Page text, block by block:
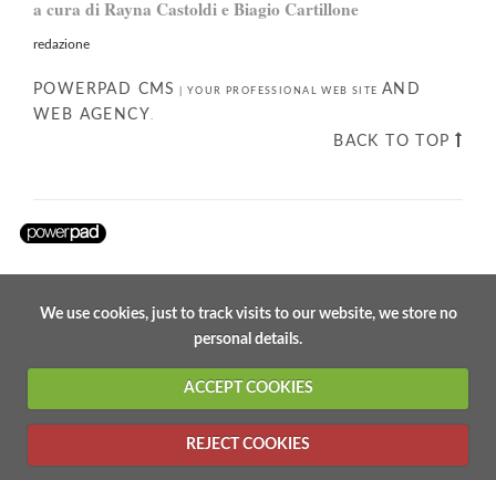
a cura di Rayna Castoldi e Biagio Cartillone
redazione
POWERPAD CMS |YOUR PROFESSIONAL WEB SITE AND
WEB AGENCY.
BACK TO TOP
We use cookies, just to track visits to our website, we store no
personal details.
ACCEPT COOKIES
REJECT COOKIES